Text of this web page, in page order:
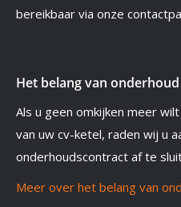
bereikbaar via onze
Het belang van onderhoud
Als u geen omkijken meer
van uw cv-ketel, raden wij u
onderhoudscontract af te
Meer over het belang van